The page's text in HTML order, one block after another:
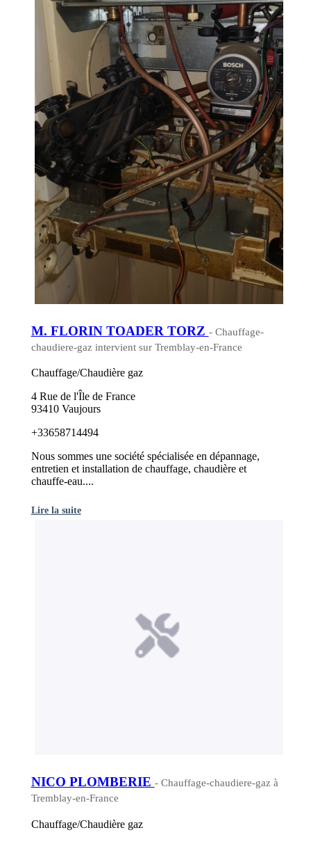
M. FLORIN TOADER TORZ - Chauffage-
chaudiere-gaz intervient sur Tremblay-en-France
Chauffage/Chaudière gaz
4 Rue de l'Île de France
93410 Vaujours
+33658714494
Nous sommes une société spécialisée en dépannage,
entretien et installation de chauffage, chaudière et
chauffe-eau....
Lire la suite
NICO PLOMBERIE - Chauffage-chaudiere-gaz à
Tremblay-en-France
Chauffage/Chaudière gaz